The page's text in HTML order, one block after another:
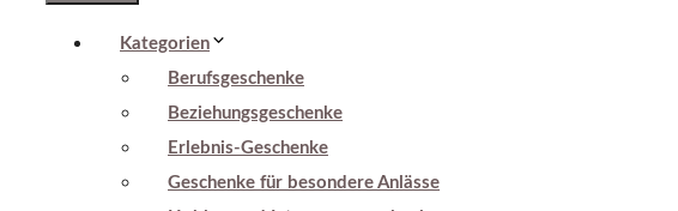
Kategorien
Berufsgeschenke
Beziehungsgeschenke
Erlebnis-Geschenke
Geschenke für besondere Anlässe